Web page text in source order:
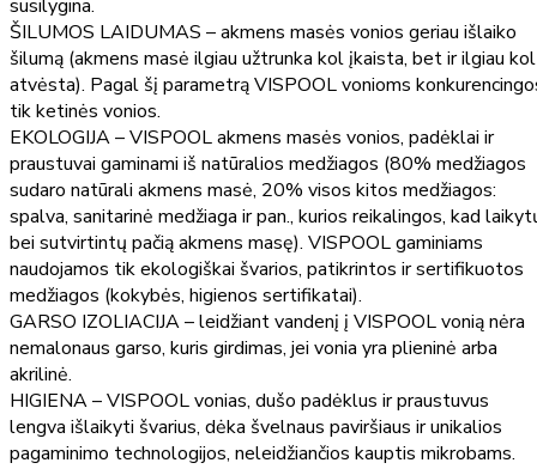
susilygina.
ŠILUMOS LAIDUMAS – akmens masės vonios geriau išlaiko
šilumą (akmens masė ilgiau užtrunka kol įkaista, bet ir ilgiau kol
atvėsta). Pagal šį parametrą VISPOOL vonioms
tik ketinės vonios.
EKOLOGIJA – VISPOOL akmens masės vonios, padėklai ir
praustuvai gaminami iš natūralios medžiagos (80% medžiagos
sudaro natūrali akmens masė, 20% visos kitos medžiagos:
spalva, sanitarinė medžiaga ir pan., kurios reikalingos, kad
bei sutvirtintų pačią akmens masę). VISPOOL gaminiams
naudojamos tik ekologiškai švarios, patikrintos ir sertifikuotos
medžiagos (kokybės, higienos sertifikatai).
GARSO IZOLIACIJA – leidžiant vandenį į VISPOOL vonią nėra
nemalonaus garso, kuris girdimas, jei vonia yra plieninė arba
akrilinė.
HIGIENA – VISPOOL vonias, dušo padėklus ir praustuvus
lengva išlaikyti švarius, dėka švelnaus paviršiaus ir unikalios
pagaminimo technologijos, neleidžiančios kauptis mikrobams.